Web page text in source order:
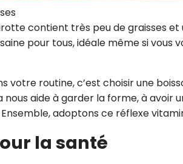
contient très peu de graisses
pour tous, idéale même si vous
votre routine, c’est choisir une
nous aide à garder la forme, à avoir
adoptons ce réflexe
la santé